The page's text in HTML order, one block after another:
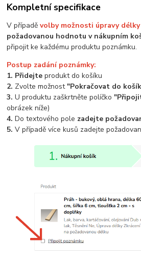
Kompletní specifikace
V případěvolby možnosti úpravy délky
požadovanou hodnotu v nákupním
připojit ke každému produktu poznámku.
Postup zadání poznámky:
1. Přidejte produkt do košíku
2. Zvolte možnost"Pokračovat do
3.U produktu zaškrtněte políčko
obrázek níže)
4.Do textového pole zadejte
5.V případě více kusů zadejte